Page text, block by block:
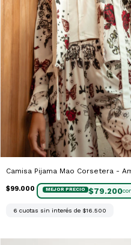
Camisa Pijama Mao Corsetera -
$99.000 $79.200
6 cuotas sin interés de $16.500